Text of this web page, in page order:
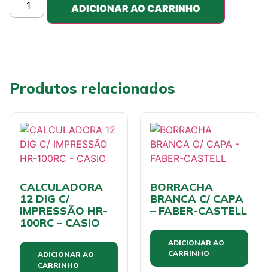
ADICIONAR AO CARRINHO
Produtos relacionados
CALCULADORA
12 DIG C/
IMPRESSÃO HR-
100RC – CASIO
ADICIONAR AO
CARRINHO
BORRACHA
BRANCA C/ CAPA
– FABER-CASTELL
ADICIONAR AO
CARRINHO